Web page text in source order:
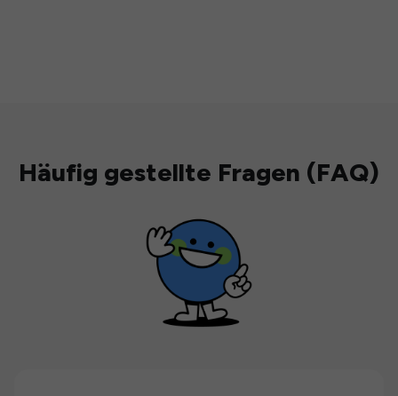
Häufig gestellte Fragen (FAQ)